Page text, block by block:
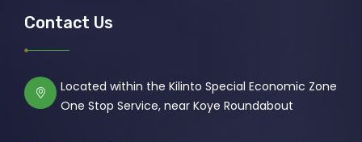
Contact Us
Located within the Kilinto Special Economic Zone
One Stop Service, near Koye Roundabout